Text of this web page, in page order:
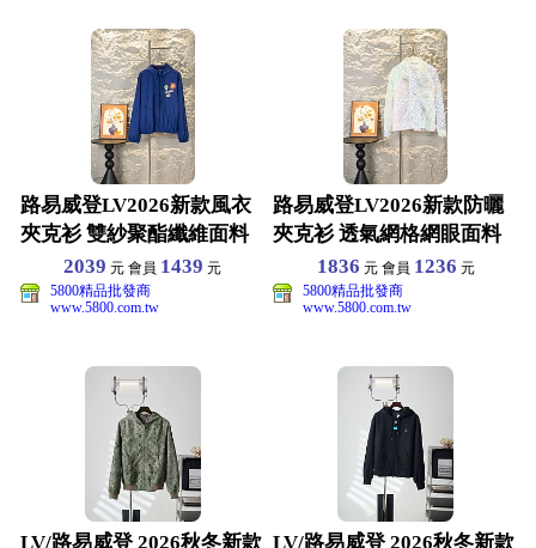
路易威登LV2026新款風衣
夾克衫 雙紗聚酯纖維面料
高版本休閒外套
2039 元 會員 1439 元
5800精品批發商
www.5800.com.tw
路易威登LV2026新款防曬
夾克衫 透氣網格網眼面料
高版本休閒外套
1836 元 會員 1236 元
5800精品批發商
www.5800.com.tw
LV/路易威登 2026秋冬新款 LV/路易威登 2026秋冬新款